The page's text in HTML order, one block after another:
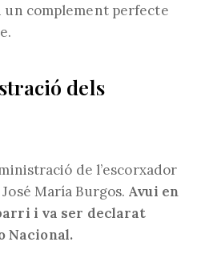
un complement perfecte
dels
de l’escorxador
María Burgos. Avui en
i va ser declarat
Nacional.